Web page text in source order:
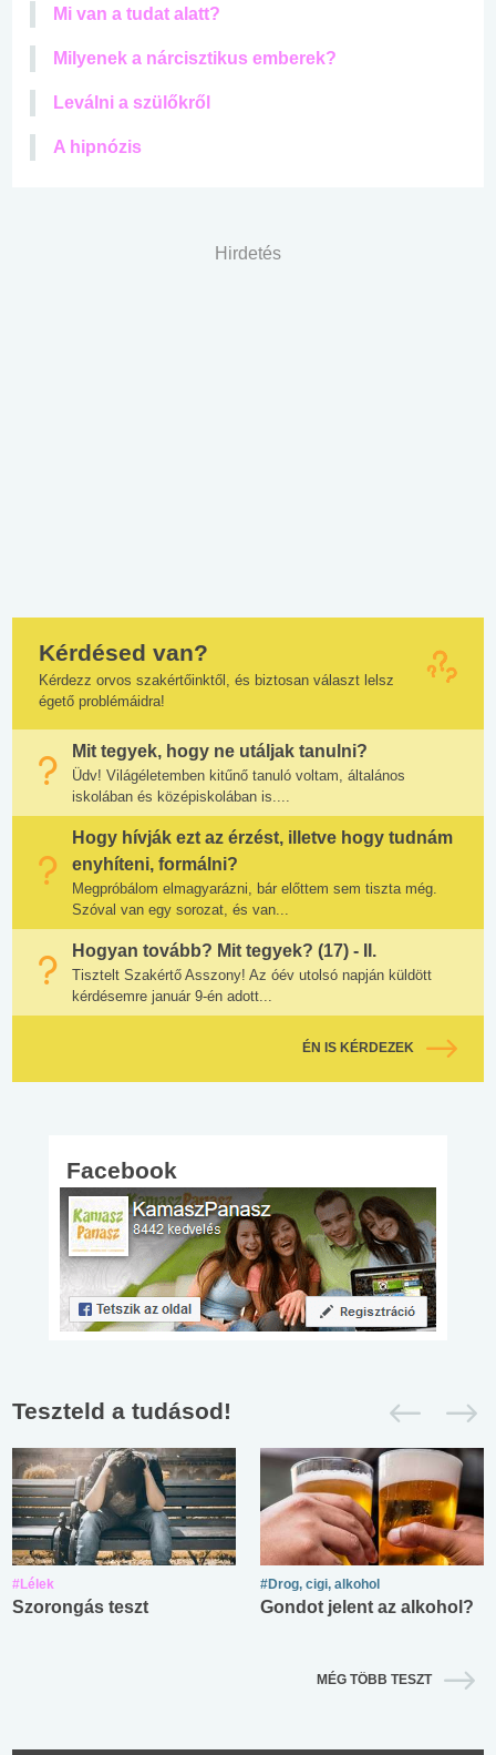
Mi van a tudat alatt?
Milyenek a nárcisztikus emberek?
Leválni a szülőkről
A hipnózis
Hirdetés
Kérdésed van?
Kérdezz orvos szakértőinktől, és biztosan választ lelsz
égető problémáidra!
Mit tegyek, hogy ne utáljak tanulni?
Üdv! Világéletemben kitűnő tanuló voltam, általános
iskolában és középiskolában is....
Hogy hívják ezt az érzést, illetve hogy tudnám
enyhíteni, formálni?
Megpróbálom elmagyarázni, bár előttem sem tiszta még.
Szóval van egy sorozat, és van...
Hogyan tovább? Mit tegyek? (17) - II.
Tisztelt Szakértő Asszony! Az óév utolsó napján küldött
kérdésemre január 9-én adott...
ÉN IS KÉRDEZEK
Facebook
Teszteld a tudásod!
#Lélek
Szorongás teszt
#Drog, cigi, alkohol
Gondot jelent az alkohol?
MÉG TÖBB TESZT